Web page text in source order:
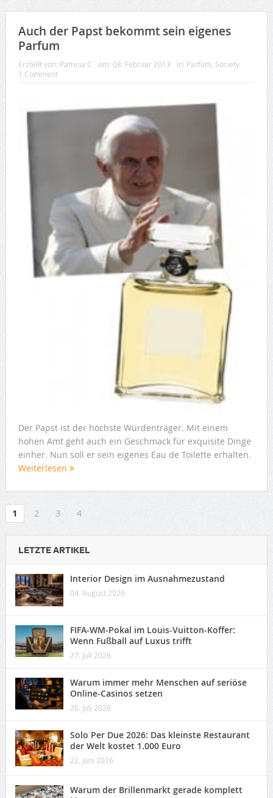
Auch der Papst bekommt sein eigenes
Parfum
Erstellt von: Patricia C am: 08. Februar 2013 In: Parfüm Society
1 Comment
Der Papst ist der höchste Würdenträger. Mit einem
hohen Amt geht auch ein Geschmack für exquisite Dinge
einher. Nun soll er sein eigenes Eau de Toilette erhalten.
Weiterlesen
1 2 3 4
LETZTE ARTIKEL
Interior Design im Ausnahmezustand
04. August 2026
FIFA-WM-Pokal im Louis-Vuitton-Koffer:
Wenn Fußball auf Luxus trifft
27. Juli 2026
Warum immer mehr Menschen auf seriöse
Online-Casinos setzen
20. Juli 2026
Solo Per Due 2026: Das kleinste Restaurant
der Welt kostet 1.000 Euro
22. Juni 2026
Warum der Brillenmarkt gerade komplett